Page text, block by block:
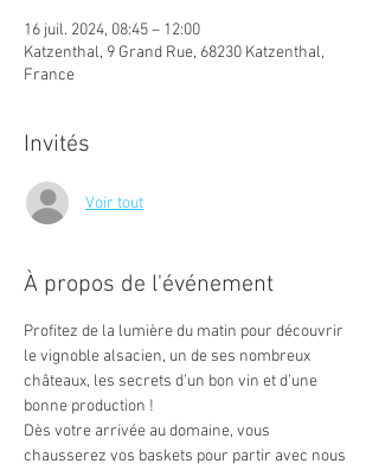
16 juil. 2024, 08:45 – 12:00
Katzenthal, 9 Grand Rue, 68230 Katzenthal,
France
Invités
Voir tout
À propos de l'événement
Profitez de la lumière du matin pour découvrir
le vignoble alsacien, un de ses nombreux
châteaux, les secrets d’un bon vin et d’une
bonne production !
Dès votre arrivée au domaine, vous
chausserez vos baskets pour partir avec nous